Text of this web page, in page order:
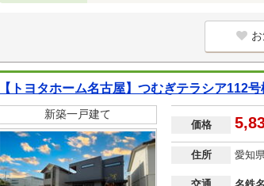
【トヨタホーム名古屋】つむぎテラシア112
新築一戸建て
価格
住所 愛知